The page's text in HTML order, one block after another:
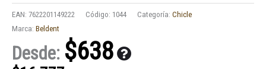
EAN: 7622201149222 Código: 1044 Categoría: Chicle
Marca: Beldent
Desde: $638